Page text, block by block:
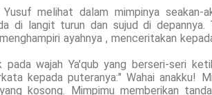
melihat dalam mimpinya seakan-
di langit turun dan sujud di depannya.
ayahnya , menceritakan
pada wajah Ya'qub yang berseri-seri
kepada puteranya:" Wahai anakku!
kosong. Mimpimu memberikan